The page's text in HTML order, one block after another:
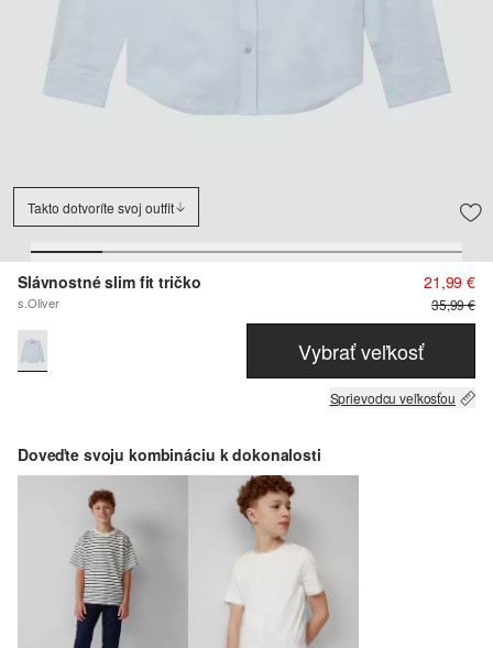
Takto dotvoríte svoj outfit
Slávnostné slim fit tričko
s.Oliver
21,99 €
35,99 €
Vybrať veľkosť
Sprievodcu veľkosťou
Doveďte svoju kombináciu k dokonalosti